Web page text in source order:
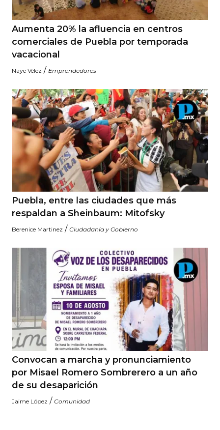
Aumenta 20% la afluencia en centros
comerciales de Puebla por temporada
vacacional
Naye Vélez / Emprendedores
Puebla, entre las ciudades que más
respaldan a Sheinbaum: Mitofsky
Berenice Martinez / Ciudadanía y Gobierno
Convocan a marcha y pronunciamiento
por Misael Romero Sombrerero a un año
de su desaparición
Jaime López / Comunidad